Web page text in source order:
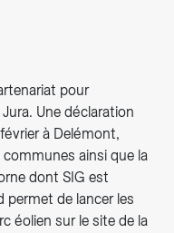
pour
Une déclaration
à Delémont,
ainsi que la
dont SIG est
permet de lancer les
éolien sur le site de la